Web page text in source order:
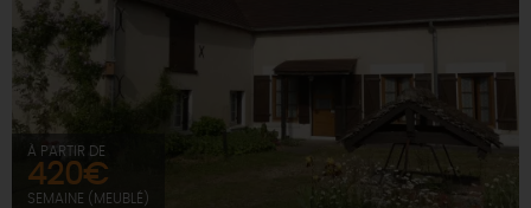
À PARTIR DE
420€
SEMAINE (MEUBLÉ)